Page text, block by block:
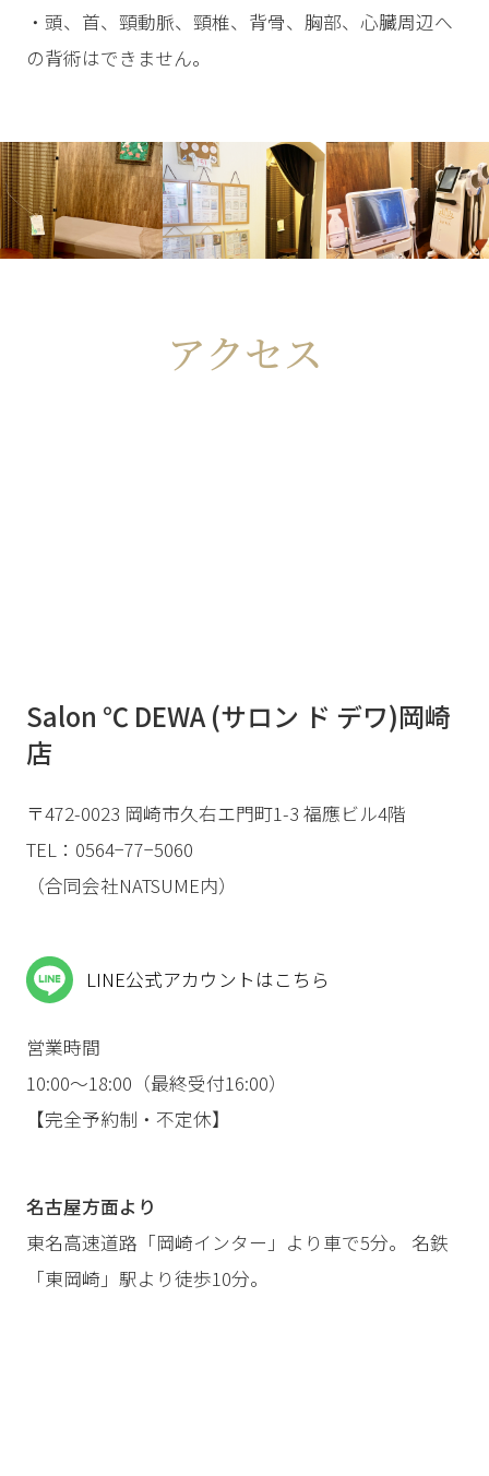
・頭、首、頸動脈、頸椎、背骨、胸部、心臓周辺へ
の背術はできません。
アクセス
Salon ℃ DEWA (サロン ド デワ)岡崎
店
〒472-0023 岡崎市久右エ門町1-3 福應ビル4階
TEL：0564−77−5060
（合同会社NATSUME内）
LINE公式アカウントはこちら
営業時間
10:00〜18:00（最終受付16:00）
【完全予約制・不定休】
名古屋方面より
東名高速道路「岡崎インター」より車で5分。 名鉄
「東岡崎」駅より徒歩10分。